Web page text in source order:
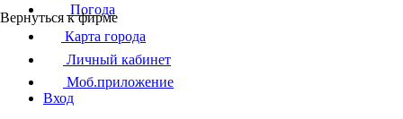
Вернуться к фирме
Погода
Карта города
Личный кабинет
Моб.приложение
Вход